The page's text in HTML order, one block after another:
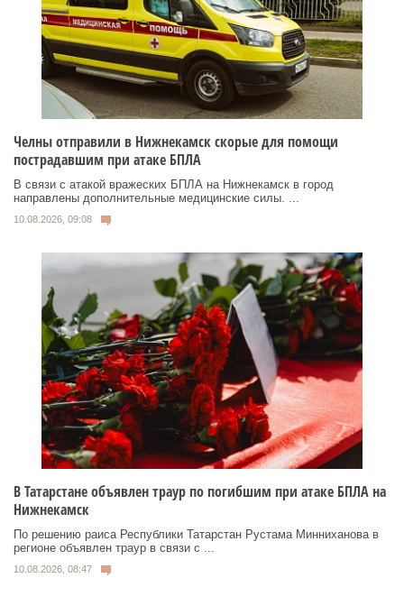
Челны отправили в Нижнекамск скорые для помощи
пострадавшим при атаке БПЛА
В связи с атакой вражеских БПЛА на Нижнекамск в город
направлены дополнительные медицинские силы. ...
10.08.2026, 09:08
В Татарстане объявлен траур по погибшим при атаке БПЛА на
Нижнекамск
По решению раиса Республики Татарстан Рустама Минниханова в
регионе объявлен траур в связи с ...
10.08.2026, 08:47